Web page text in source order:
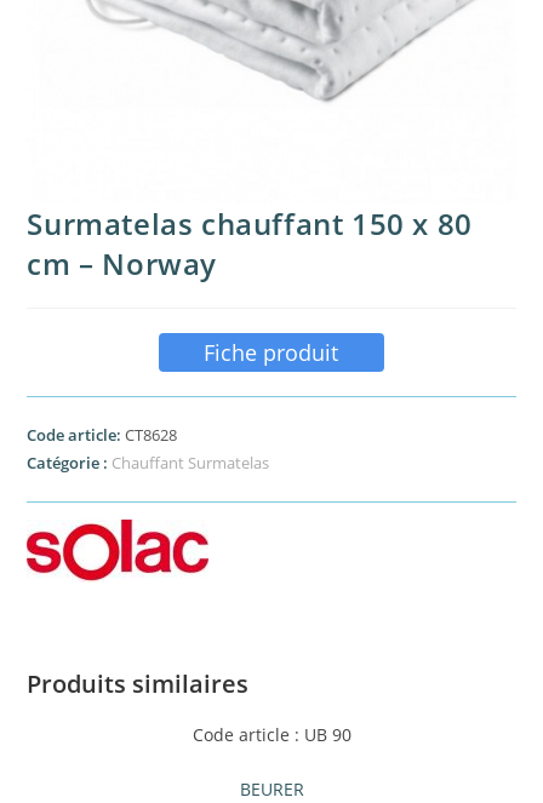
Surmatelas chauffant 150 x 80
cm – Norway
Fiche produit
Code article:CT8628
Catégorie : Chauffant Surmatelas
Produits similaires
Code article : UB 90
BEURER